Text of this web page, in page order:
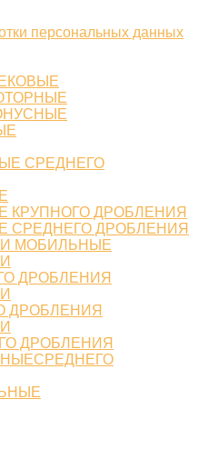
персональных данных
СРЕДНЕГО
КРУПНОГО ДРОБЛЕНИЯ
СРЕДНЕГО ДРОБЛЕНИЯ
МОБИЛЬНЫЕ
ДРОБЛЕНИЯ
ДРОБЛЕНИЯ
ДРОБЛЕНИЯ